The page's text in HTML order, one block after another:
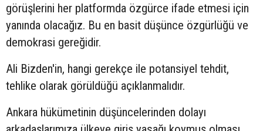
görüşlerini her platformda özgürce ifade etmesi için
yanında olacağız. Bu en basit düşünce özgürlüğü ve
demokrasi gereğidir.
Ali Bizden'in, hangi gerekçe ile potansiyel tehdit,
tehlike olarak görüldüğü açıklanmalıdır.
Ankara hükümetinin düşüncelerinden dolayı